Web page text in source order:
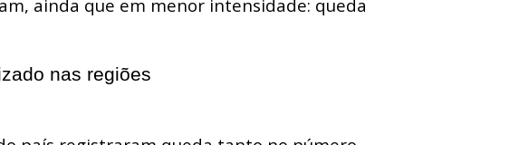
ainda que em menor intensidade: queda
nas regiões